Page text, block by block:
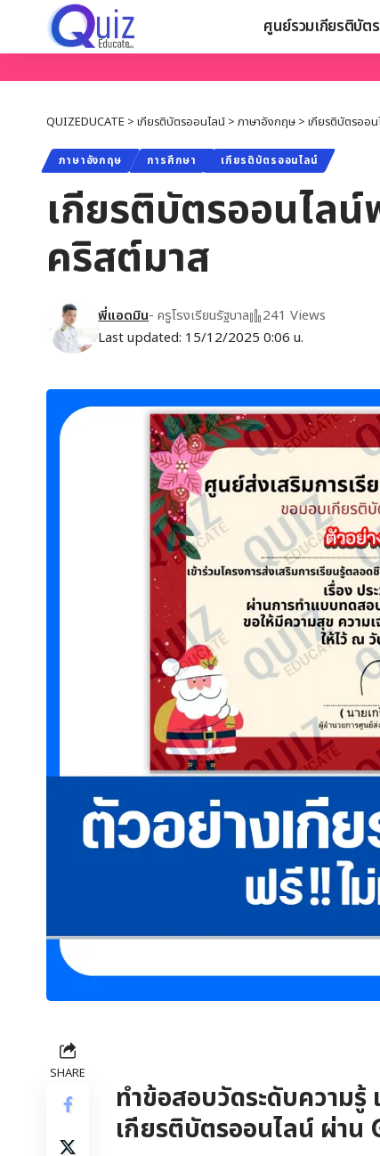
ศูนย์รวมเกียรติบัตร
QUIZEDUCATE > เกียรติบัตรออนไลน์ > ภาษาอังกฤษ > เกียรติบัตรออ
ภาษาอังกฤษ การศึกษา เกียรติบัตรออนไลน์
เกียรติบัตรออนไลน์
คริสต์มาส
Last updated: 15/12/2025 0:06 น.
พี่แอดมิน- ครูโรงเรียนรัฐบาล 241 Views
SHARE
ทำข้อสอบวัดระดับความรู้
เกียรติบัตรออนไลน์ ผ่า